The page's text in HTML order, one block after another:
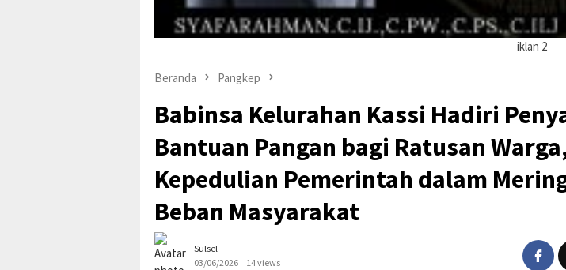
iklan 2
Beranda Pangkep
Babinsa Kelurahan Kassi Hadiri
Bantuan Pangan bagi Ratusan
Kepedulian Pemerintah dalam
Beban Masyarakat
Sulsel
03/06/2026
14 views